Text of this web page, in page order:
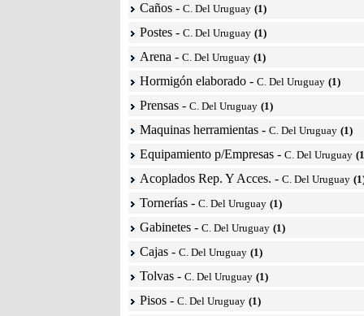
Caños - C. Del Uruguay (1)
Postes - C. Del Uruguay (1)
Arena - C. Del Uruguay (1)
Hormigón elaborado - C. Del Uruguay (1)
Prensas - C. Del Uruguay (1)
Maquinas herramientas - C. Del Uruguay (1)
Equipamiento p/Empresas - C. Del Uruguay
Acoplados Rep. Y Acces. - C. Del Uruguay
Tornerías - C. Del Uruguay (1)
Gabinetes - C. Del Uruguay (1)
Cajas - C. Del Uruguay (1)
Tolvas - C. Del Uruguay (1)
Pisos - C. Del Uruguay (1)